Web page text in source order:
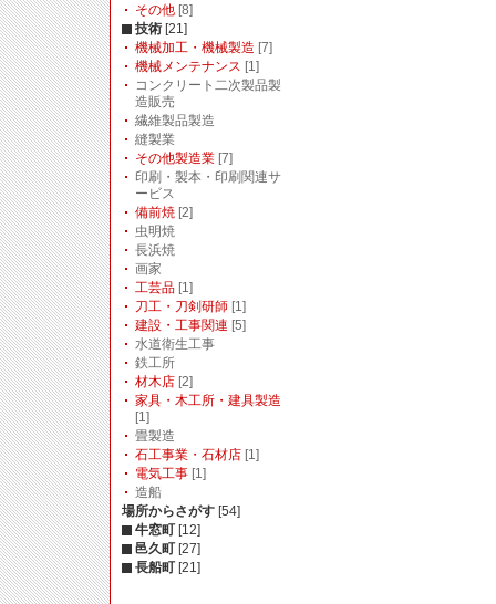
その他 [8]
技術 [21]
機械加工・機械製造 [7]
機械メンテナンス [1]
コンクリート二次製品製
造販売
繊維製品製造
縫製業
その他製造業 [7]
印刷・製本・印刷関連サ
ービス
備前焼 [2]
虫明焼
長浜焼
画家
工芸品 [1]
刀工・刀剣研師 [1]
建設・工事関連 [5]
水道衛生工事
鉄工所
材木店 [2]
家具・木工所・建具製造
[1]
畳製造
石工事業・石材店 [1]
電気工事 [1]
造船
場所からさがす [54]
牛窓町 [12]
邑久町 [27]
長船町 [21]